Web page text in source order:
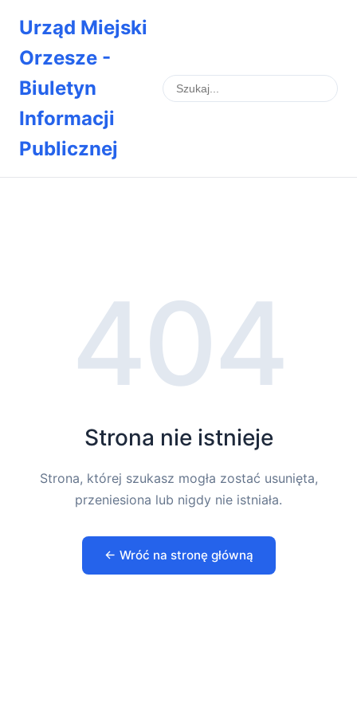
Urząd Miejski
Orzesze -
Biuletyn
Informacji
Publicznej
404
Strona nie istnieje
Strona, której szukasz mogła zostać usunięta,
przeniesiona lub nigdy nie istniała.
← Wróć na stronę główną